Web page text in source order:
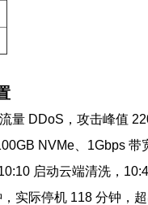
量 DDoS，攻击峰值
NVMe、1Gbps 带
启动云端清洗，
实际停机 118 分钟，